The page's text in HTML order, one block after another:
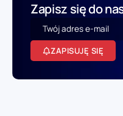
Zapisz się do
ZAPISUJĘ SIĘ